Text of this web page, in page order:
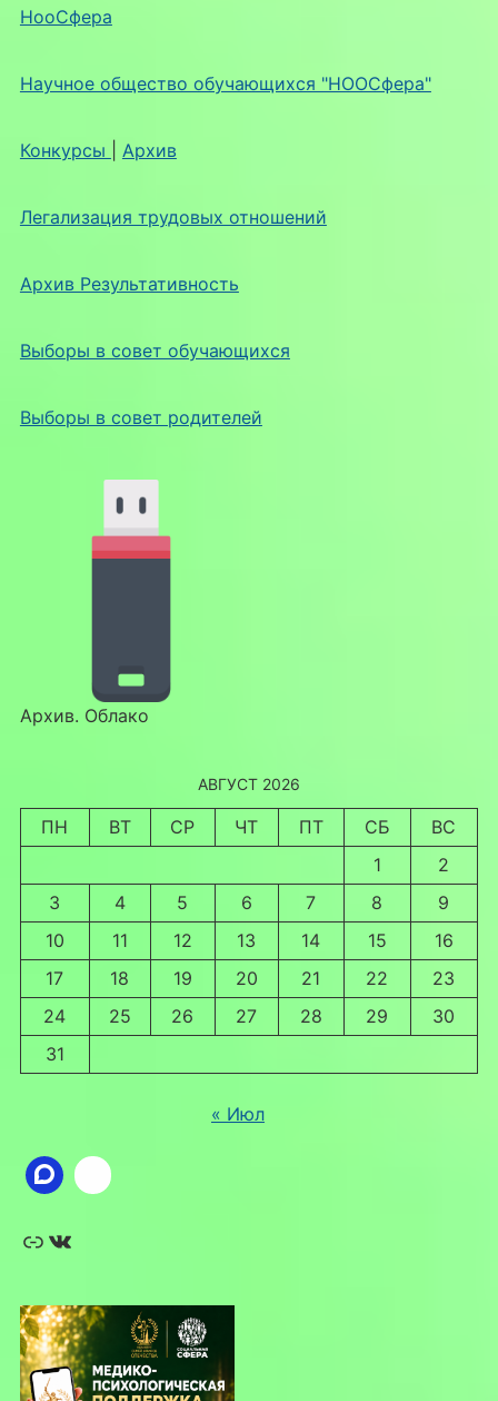
НооСфера
Научное общество обучающихся "НООСфера"
Конкурсы Архив
Легализация трудовых отношений
Архив Результативность
Выборы в совет обучающихся
Выборы в совет родителей
Архив. Облако
АВГУСТ 2026
ПН ВТ СР ЧТ ПТ СБ
ВС
1
2
3
4 5 6 7 8
9
10
11 12 13 14 15
16
17
18 19 20 21 22
23
24
25 26 27 28 29
30
31
« Июл
Ссылка